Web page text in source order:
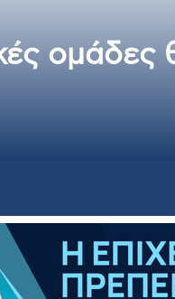
ομάδες